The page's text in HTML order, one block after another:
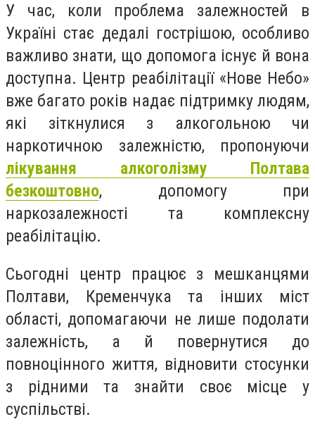
У час, коли проблема залежностей в
Україні стає дедалі гострішою, особливо
важливо знати, що допомога існує й вона
доступна. Центр реабілітації «Нове Небо»
вже багато років надає підтримку людям,
які зіткнулися з алкогольною чи
наркотичною залежністю, пропонуючи
лікування алкоголізму Полтава
безкоштовно, допомогу при
наркозалежності та комплексну
реабілітацію.
Сьогодні центр працює з мешканцями
Полтави, Кременчука та інших міст
області, допомагаючи не лише подолати
залежність, а й повернутися до
повноцінного життя, відновити стосунки
з рідними та знайти своє місце у
суспільстві.